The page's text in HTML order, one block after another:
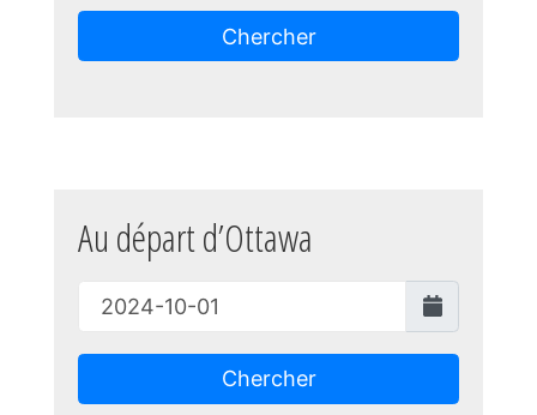
Chercher
Au départ d’Ottawa
Chercher